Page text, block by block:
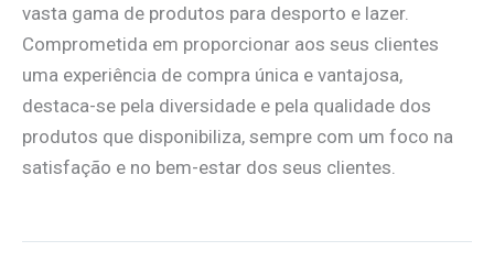
vasta gama de produtos para desporto e lazer.
Comprometida em proporcionar aos seus clientes
uma experiência de compra única e vantajosa,
destaca-se pela diversidade e pela qualidade dos
produtos que disponibiliza, sempre com um foco na
satisfação e no bem-estar dos seus clientes.